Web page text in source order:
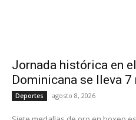
Jornada histórica en
Dominicana se lleva
Deportes agosto 8, 2026